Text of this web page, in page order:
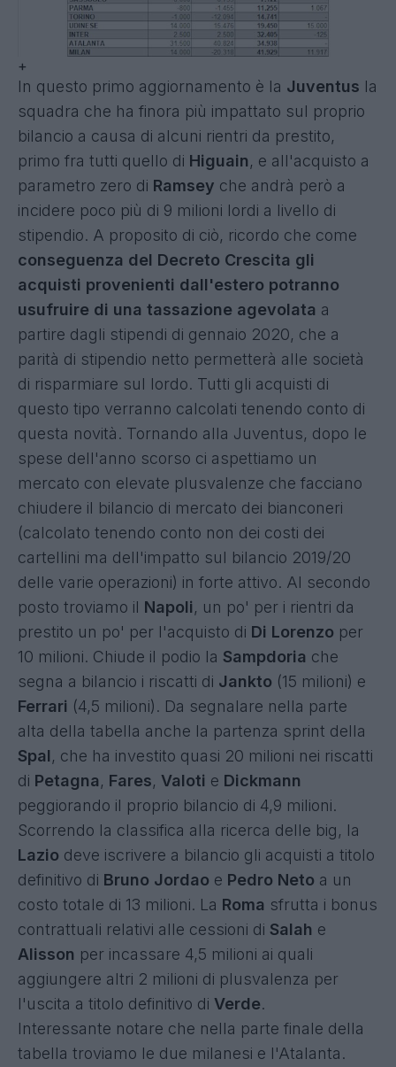
+
In questo primo aggiornamento è la Juventus la
squadra che ha finora più impattato sul proprio
bilancio a causa di alcuni rientri da prestito,
primo fra tutti quello di Higuain, e all'acquisto a
parametro zero di Ramsey che andrà però a
incidere poco più di 9 milioni lordi a livello di
stipendio. A proposito di ciò, ricordo che come
conseguenza del Decreto Crescita gli
acquisti provenienti dall'estero potranno
usufruire di una tassazione agevolata a
partire dagli stipendi di gennaio 2020, che a
parità di stipendio netto permetterà alle società
di risparmiare sul lordo. Tutti gli acquisti di
questo tipo verranno calcolati tenendo conto di
questa novità. Tornando alla Juventus, dopo le
spese dell'anno scorso ci aspettiamo un
mercato con elevate plusvalenze che facciano
chiudere il bilancio di mercato dei bianconeri
(calcolato tenendo conto non dei costi dei
cartellini ma dell'impatto sul bilancio 2019/20
delle varie operazioni) in forte attivo. Al secondo
posto troviamo il Napoli, un po' per i rientri da
prestito un po' per l'acquisto di Di Lorenzo per
10 milioni. Chiude il podio la Sampdoria che
segna a bilancio i riscatti di Jankto (15 milioni) e
Ferrari (4,5 milioni). Da segnalare nella parte
alta della tabella anche la partenza sprint della
Spal, che ha investito quasi 20 milioni nei riscatti
di Petagna, Fares, Valoti e Dickmann
peggiorando il proprio bilancio di 4,9 milioni.
Scorrendo la classifica alla ricerca delle big, la
Lazio deve iscrivere a bilancio gli acquisti a titolo
definitivo di Bruno Jordao e Pedro Neto a un
costo totale di 13 milioni. La Roma sfrutta i bonus
contrattuali relativi alle cessioni di Salah e
Alisson per incassare 4,5 milioni ai quali
aggiungere altri 2 milioni di plusvalenza per
l'uscita a titolo definitivo di Verde.
Interessante notare che nella parte finale della
tabella troviamo le due milanesi e l'Atalanta.